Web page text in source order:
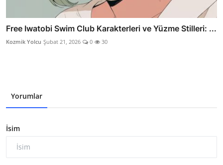
Free Iwatobi Swim Club Karakterleri ve Yüzme Stilleri: ...
Kozmik Yolcu Şubat 21, 2026 0 30
Yorumlar
İsim